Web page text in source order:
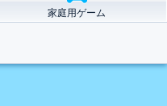
家庭用ゲーム